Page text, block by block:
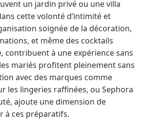
un jardin privé ou une villa
cette volonté d’intimité et
soignée de la décoration,
et même des cocktails
contribuent à une expérience sans
mariés profitent pleinement sans
avec des marques comme
les lingeries raffinées, ou Sephora
ajoute une dimension de
à ces préparatifs.